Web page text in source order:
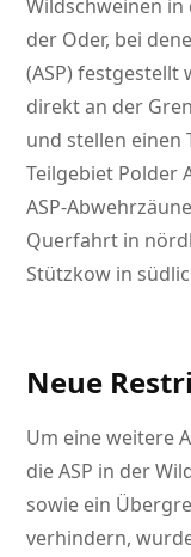
Wildschweinen
der Oder, bei
(ASP) festgestellt
direkt an der
und stellen einen
Teilgebiet Polder
ASP-
Querfahrt in
Stützkow in
Neue
Um eine weitere
die ASP in der
sowie ein
verhindern,